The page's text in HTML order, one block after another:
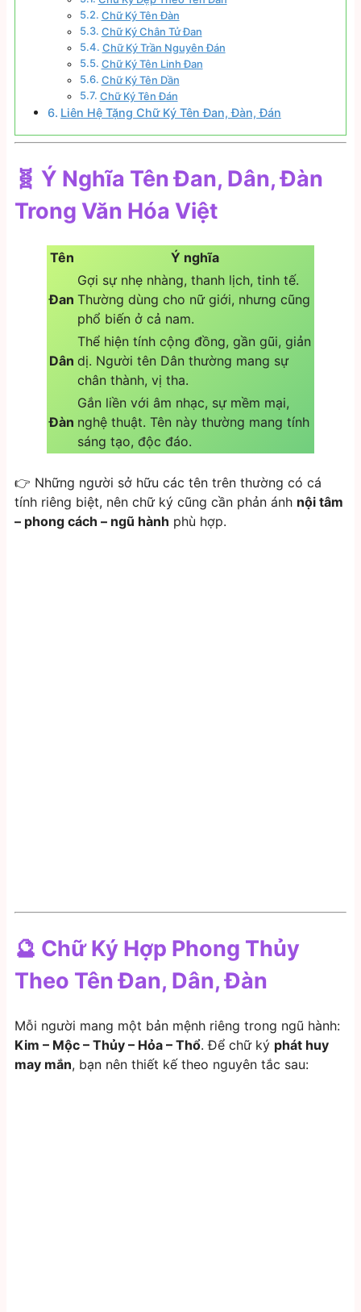
Chữ Ký Tên Đàn
Chữ Ký Chân Tử Đan
Chữ Ký Trần Nguyên Đán
Chữ Ký Tên Linh Đan
Chữ Ký Tên Dần
Chữ Ký Tên Đán
Liên Hệ Tặng Chữ Ký Tên Đan, Đàn, Đán
🧬 Ý Nghĩa Tên Đan, Dân, Đàn
Trong Văn Hóa Việt
Tên Ý nghĩa
Đan
Gợi sự nhẹ nhàng, thanh lịch, tinh tế.
Thường dùng cho nữ giới, nhưng cũng
phổ biến ở cả nam.
Dân
Thể hiện tính cộng đồng, gần gũi, giản
dị. Người tên Dân thường mang sự
chân thành, vị tha.
Đàn
Gắn liền với âm nhạc, sự mềm mại,
nghệ thuật. Tên này thường mang tính
sáng tạo, độc đáo.
👉 Những người sở hữu các tên trên thường có cá
tính riêng biệt, nên chữ ký cũng cần phản ánh nội tâm
– phong cách – ngũ hành phù hợp.
🔮 Chữ Ký Hợp Phong Thủy
Theo Tên Đan, Dân, Đàn
Mỗi người mang một bản mệnh riêng trong ngũ hành:
Kim – Mộc – Thủy – Hỏa – Thổ. Để chữ ký phát huy
may mắn, bạn nên thiết kế theo nguyên tắc sau: